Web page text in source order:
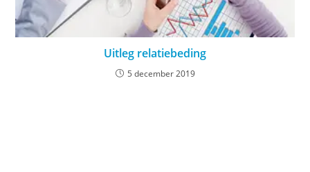
Uitleg relatiebeding
5 december 2019